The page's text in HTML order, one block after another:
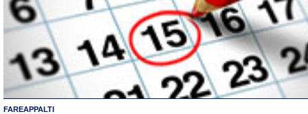
FAREAPPALTI